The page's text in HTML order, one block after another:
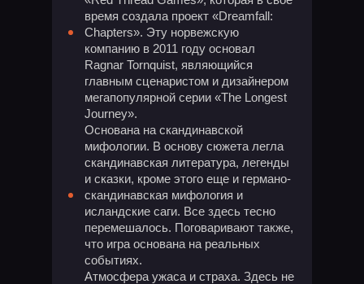
время создала проект «Dreamfall:
Chapters». Эту норвежскую
компанию в 2011 году основал
Ragnar Tornquist, являющийся
главным сценаристом и дизайнером
мегапопулярной серии «The Longest
Journey».
Основана на скандинавской
мифологии. В основу сюжета легла
скандинавская литература, легенды
и сказки, кроме этого еще и германо-
скандинавская мифология и
исландские саги. Все здесь тесно
перемешалось. Поговаривают также,
что игра основана на реальных
событиях.
Атмосфера ужаса и страха. Здесь не